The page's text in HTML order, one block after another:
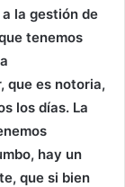
la gestión de
tenemos
que es notoria,
los días. La
hay un
que si bien